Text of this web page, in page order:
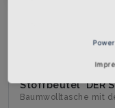
Stoffbeutel "DER
Baumwolltasche mit